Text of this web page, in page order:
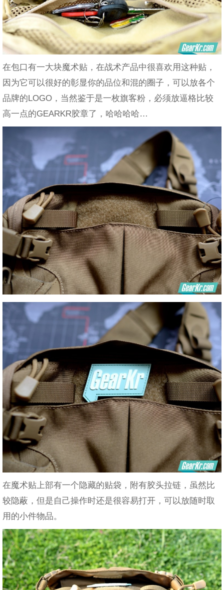
在包口有一大块魔术贴，在战术产品中很喜欢用这种贴，
因为它可以很好的彰显你的品位和混的圈子，可以放各个
品牌的LOGO，当然鉴于是一枚旗客粉，必须放逼格比较
高一点的GEARKR胶章了，哈哈哈哈…
在魔术贴上部有一个隐藏的贴袋，附有胶头拉链，虽然比
较隐蔽，但是自己操作时还是很容易打开，可以放随时取
用的小件物品。